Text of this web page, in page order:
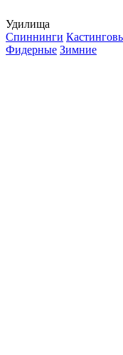
Удилища
Спиннинги
Фидерные Зимние